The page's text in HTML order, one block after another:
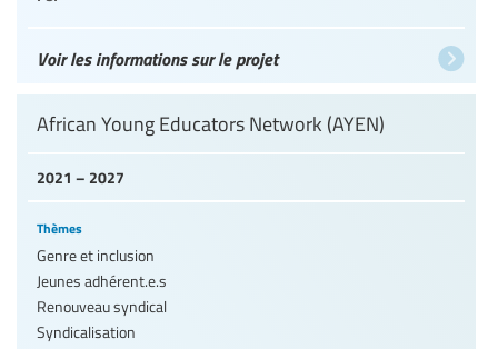
Voir les informations sur le projet
2021 – 2027
African Young Educators Network (AYEN)
Thèmes
Genre et inclusion
Jeunes adhérent.e.s
Renouveau syndical
Syndicalisation